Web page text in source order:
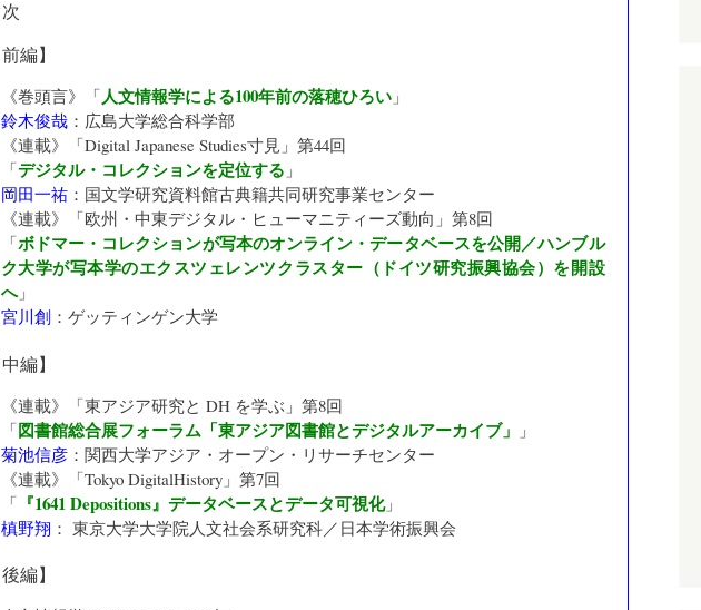
前編】
《巻頭言》「人文情報学による100年前の落穂ひろい」
鈴木俊哉： 広島大学総合科学部
《連載》「Digital Japanese Studies寸見 」第44回
「デジタル・コレクションを定位する 」
岡田一祐： 国文学研究資料館古典籍共同研究事業センター
《連載》「欧州・中東デジタル・ヒューマニティーズ動向 」第8回
「ボドマー・コレクションが写本のオンライン・データベースを公開／ハンブル
ク大学が写本学のエクスツェレンツクラスター（ドイツ研究振興協会）を開設
へ」
宮川創： ゲッティンゲン大学
中編】
《連載》「東アジア研究と DH を学ぶ 」第8回
「図書館総合展フォーラム「東アジア図書館とデジタルアーカイブ」
」
菊池信彦： 関西大学アジア・オープン・リサーチセンター
《連載》「Tokyo DigitalHistory」第7回
「 『1641 Depositions』データベースとデータ可視化」
槙野翔 ： 東京大学大学院人文社会系研究科／日本学術振興会
後編】